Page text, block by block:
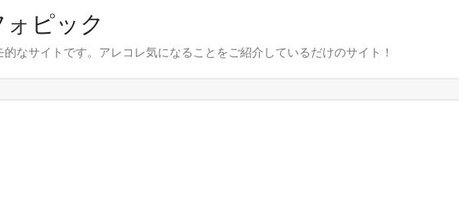
ピック
的なサイトです。アレコレ気になることをご紹介しているだけのサイト！